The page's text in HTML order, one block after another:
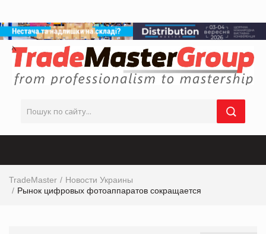
TradeMaster
Новости Украины
Рынок цифровых фотоаппаратов сокращается